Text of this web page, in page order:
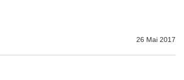
26 Mai 2017